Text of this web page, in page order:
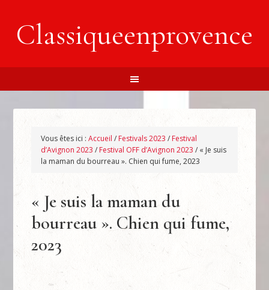
Classiqueenprovence
Vous êtes ici :Accueil / Festivals 2023 / Festival
d’Avignon 2023 / Festival OFF d’Avignon 2023 / « Je suis
la maman du bourreau ». Chien qui fume, 2023
« Je suis la maman du
bourreau ». Chien qui fume,
2023